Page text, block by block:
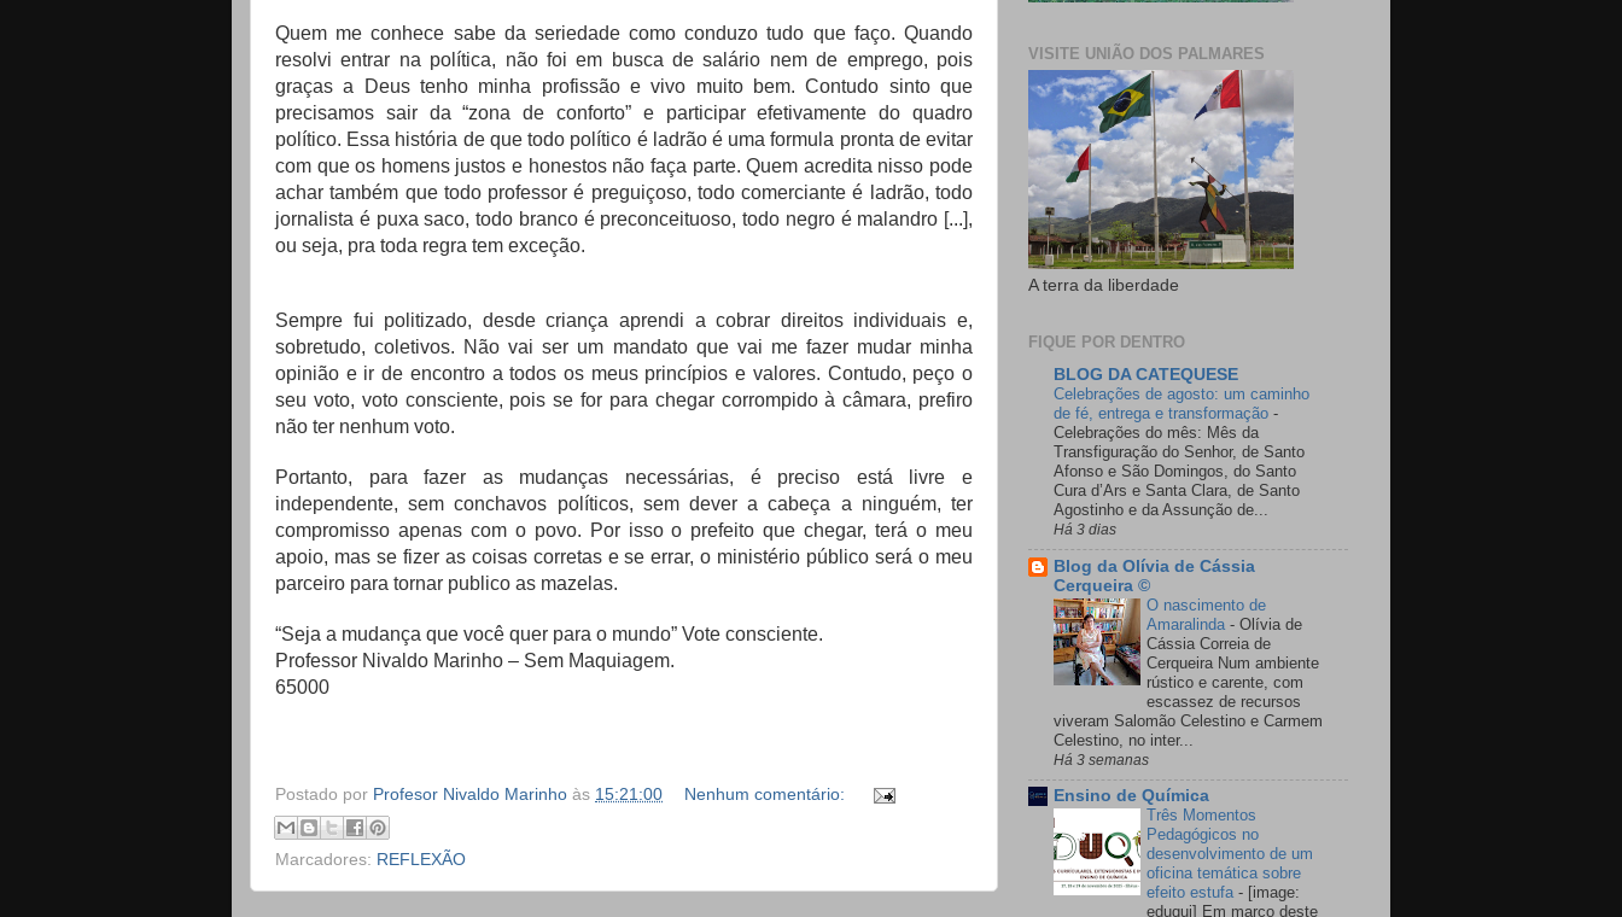
Quem me conhece sabe da seriedade como conduzo tudo que faço. Quando
resolvi entrar na política, não foi em busca de salário nem de emprego, pois
graças a Deus tenho minha profissão e vivo muito bem. Contudo sinto que
precisamos sair da “zona de conforto” e participar efetivamente do quadro
político. Essa história de que todo político é ladrão é uma formula pronta de evitar
com que os homens justos e honestos não faça parte. Quem acredita nisso pode
achar também que todo professor é preguiçoso, todo comerciante é ladrão, todo
jornalista é puxa saco, todo branco é preconceituoso, todo negro é malandro [...],
ou seja, pra toda regra tem exceção.
Sempre fui politizado, desde criança aprendi a cobrar direitos individuais e,
sobretudo, coletivos. Não vai ser um mandato que vai me fazer mudar minha
opinião e ir de encontro a todos os meus princípios e valores. Contudo, peço o
seu voto, voto consciente, pois se for para chegar corrompido à câmara, prefiro
não ter nenhum voto.
Portanto, para fazer as mudanças necessárias, é preciso está livre e
independente, sem conchavos políticos, sem dever a cabeça a ninguém, ter
compromisso apenas com o povo. Por isso o prefeito que chegar, terá o meu
apoio, mas se fizer as coisas corretas e se errar, o ministério público será o meu
parceiro para tornar publico as mazelas.
“Seja a mudança que você quer para o mundo” Vote consciente.
Professor Nivaldo Marinho – Sem Maquiagem.
65000
Postado por Profesor Nivaldo Marinho às 15:21:00 Nenhum comentário:
Marcadores: REFLEXÃO
VISITE UNIÃO DOS PALMARES
A terra da liberdade
FIQUE POR DENTRO
BLOG DA CATEQUESE
Celebrações de agosto: um caminho
de fé, entrega e transformação -
Celebrações do mês: Mês da
Transfiguração do Senhor, de Santo
Afonso e São Domingos, do Santo
Cura d’Ars e Santa Clara, de Santo
Agostinho e da Assunção de...
Há 3 dias
Blog da Olívia de Cássia
Cerqueira ©
O nascimento de
Amaralinda - Olívia de
Cássia Correia de
Cerqueira Num ambiente
rústico e carente, com
escassez de recursos
viveram Salomão Celestino e Carmem
Celestino, no inter...
Há 3 semanas
Ensino de Química
Três Momentos
Pedagógicos no
desenvolvimento de um
oficina temática sobre
efeito estufa - [image:
eduqui] Em março deste